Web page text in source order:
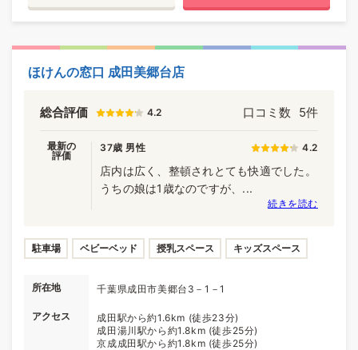
ほけんの窓口 成田美郷台店
総合評価 4.2 口コミ数 5件
最新の
評価
37歳 男性 4.2
店内は広く、整頓されとても快適でした。
うちの娘は1歳なのですが、...
続きを読む
駐車場 ベビーベッド 授乳スペース キッズスペース
所在地 千葉県成田市美郷台3－1－1
アクセス
成田駅から約1.6km (徒歩23分)
成田湯川駅から約1.8km (徒歩25分)
京成成田駅から約1.8km (徒歩25分)